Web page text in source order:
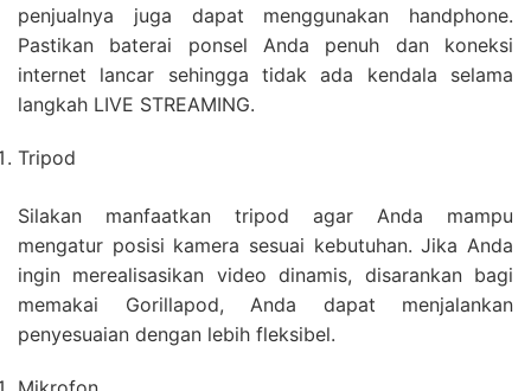
penjualnya juga dapat menggunakan handphone.
Pastikan baterai ponsel Anda penuh dan koneksi
internet lancar sehingga tidak ada kendala selama
langkah LIVE STREAMING.
Tripod
Silakan manfaatkan tripod agar Anda mampu
mengatur posisi kamera sesuai kebutuhan. Jika Anda
ingin merealisasikan video dinamis, disarankan bagi
memakai Gorillapod, Anda dapat menjalankan
penyesuaian dengan lebih fleksibel.